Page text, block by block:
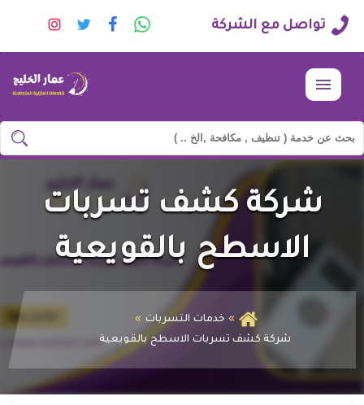
تواصل مع الشركة
راسلنا تابعنا تابعنا
القائمة
ابحث
في
شركة كشف تسربات
الاسطح بالقويعية
خدمات التسربات
شركة كشف تسربات الاسطح بالقويعية